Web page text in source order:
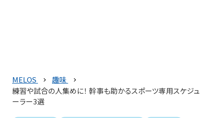
MELOS
趣味
練習や試合の人集めに！ 幹事も助かるスポーツ専用スケジュ
ーラー3選